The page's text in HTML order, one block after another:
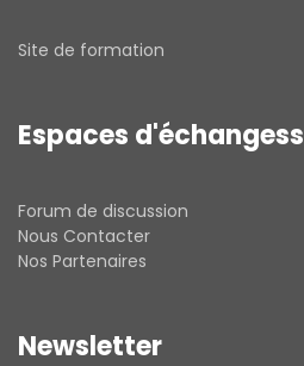
Site de formation
Espaces d'échangess
Forum de discussion
Nous Contacter
Nos Partenaires
Newsletter